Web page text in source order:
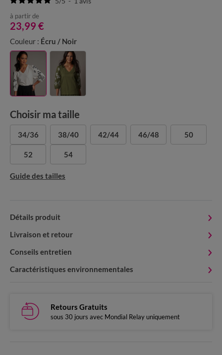
à partir de
23,99 €
Couleur : Écru / Noir
Choisir ma taille
34/36 38/40 42/44 46/48 50
52 54
Guide des tailles
Détails produit
Livraison et retour
Conseils entretien
Caractéristiques environnementales
Retours Gratuits
sous 30 jours avec Mondial Relay uniquement